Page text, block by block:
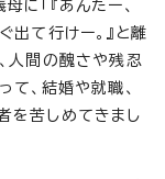
に「『あんたー、
出て行けー。』と離
人間の醜さや残忍
、結婚や就職、
を苦しめてきまし